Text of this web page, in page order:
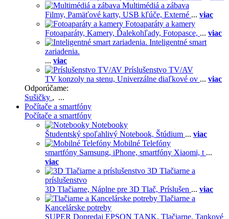
Multimédiá a zábava
Filmy, Pamäťové karty, USB kľúče, Externé ... viac
Fotoaparáty a kamery
Fotoaparáty, Kamery, Ďalekohľady, Fotopasce, ... viac
Inteligentné smart
zariadenia.
... viac
Príslušenstvo TV/AV
TV konzoly na stenu, Univerzálne diaľkové ov ... viac
Odporúčame:
Sušičky , ...
Počítače a smartfóny
Počítače a smartfóny
Notebooky
Študentský spoľahlivý Notebook, Štúdium ... viac
Mobilné Telefóny
smartfóny Samsung, iPhone, smartfóny Xiaomi, t ...
viac
3D Tlačiarne a
príslušenstvo
3D Tlačiarne, Náplne pre 3D Tlač, Príslušen ... viac
Tlačiarne a
Kancelárske potreby
SUPER Dopredaj EPSON TANK, Tlačiarne, Tankové